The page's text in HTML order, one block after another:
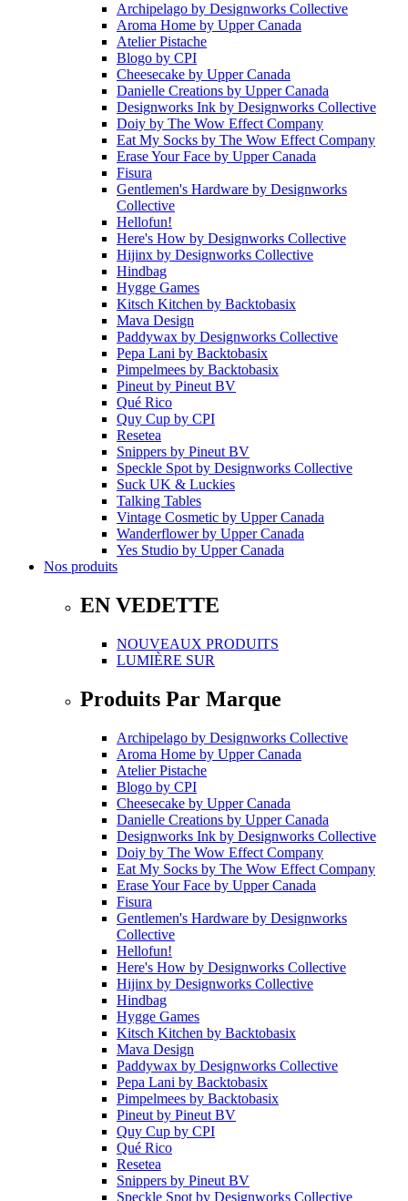
Archipelago by Designworks Collective
Aroma Home by Upper Canada
Atelier Pistache
Blogo by CPI
Cheesecake by Upper Canada
Danielle Creations by Upper Canada
Designworks Ink by Designworks Collective
Doiy by The Wow Effect Company
Eat My Socks by The Wow Effect Company
Erase Your Face by Upper Canada
Fisura
Gentlemen's Hardware by Designworks
Collective
Hellofun!
Here's How by Designworks Collective
Hijinx by Designworks Collective
Hindbag
Hygge Games
Kitsch Kitchen by Backtobasix
Mava Design
Paddywax by Designworks Collective
Pepa Lani by Backtobasix
Pimpelmees by Backtobasix
Pineutby Pineut BV
Qué Rico
Quy Cup by CPI
Resetea
Snippers by Pineut BV
Speckle Spotby Designworks Collective
Suck UK & Luckies
Talking Tables
Vintage Cosmetic by Upper Canada
Wanderflowerby Upper Canada
Yes Studio by Upper Canada
Nos produits
EN VEDETTE
NOUVEAUX PRODUITS
LUMIÈRE SUR
Produits Par Marque
Archipelago by Designworks Collective
Aroma Home by Upper Canada
Atelier Pistache
Blogo by CPI
Cheesecake by Upper Canada
Danielle Creations by Upper Canada
Designworks Ink by Designworks Collective
Doiy by The Wow Effect Company
Eat My Socks by The Wow Effect Company
Erase Your Face by Upper Canada
Fisura
Gentlemen's Hardware by Designworks
Collective
Hellofun!
Here's How by Designworks Collective
Hijinx by Designworks Collective
Hindbag
Hygge Games
Kitsch Kitchen by Backtobasix
Mava Design
Paddywax by Designworks Collective
Pepa Lani by Backtobasix
Pimpelmees by Backtobasix
Pineut by Pineut BV
Quy Cup by CPI
Qué Rico
Resetea
Snippers by Pineut BV
Speckle Spot by Designworks Collective